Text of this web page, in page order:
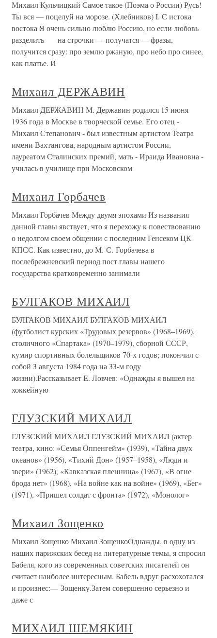
Михаил Кульчицкий Самое такое (Поэма о России) Русь!
Ты вся — поцелуй на морозе. (Хлебников) I. С истока
востока Я очень сильно люблю Россию, но если любовь
разделить на строчки — получатся — фразы,
получится сразу: про землю ржаную, про небо про синее,
как платье. И
Михаил ДЕРЖАВИН
Михаил ДЕРЖАВИН М. Державин родился 15 июня
1936 года в Москве в творческой семье. Его отец -
Михаил Степанович - был известным артистом Театра
имени Вахтангова, народным артистом России,
лауреатом Сталинских премий, мать - Ираида Ивановна -
училась в училище при Московском
Михаил Горбачев
Михаил Горбачев Между двумя эпохами Из названия
данной главы явствует, что я перехожу к повествованию
о недолгом своем общении с последним Генсеком ЦК
КПСС. Как известно, до М. С. Горбачева в
послебрежневский период пост главы нашего
государства кратковременно занимали
БУЛГАКОВ МИХАИЛ
БУЛГАКОВ МИХАИЛ БУЛГАКОВ МИХАИЛ
(футболист курских «Трудовых резервов» (1968–1969),
столичного «Спартака» (1970–1979), сборной СССР,
кумир спортивных болельщиков 70-х годов; покончил с
собой 3 августа 1984 года на 33-м году
жизни).Рассказывает Е. Ловчев: «Однажды я вышел на
хоккейную
ГЛУЗСКИЙ МИХАИЛ
ГЛУЗСКИЙ МИХАИЛ ГЛУЗСКИЙ МИХАИЛ (актер
театра, кино: «Семья Оппенгейм» (1939), «Тайна двух
океанов» (1956), «Тихий Дон» (1957–1958), «Люди и
звери» (1962), «Кавказская пленница» (1967), «В огне
брода нет» (1968), «На войне как на войне» (1969), «Бег»
(1971), «Пришел солдат с фронта» (1972), «Монолог»
Михаил Зощенко
Михаил Зощенко Михаил ЗощенкоОднажды, в одну из
наших парижских бесед на литературные темы, я спросил
Бабеля, кого из современных советских писателей он
считает наиболее интересным. Бабель вдруг расхохотался
и произнес:— Зощенку.Затем совершенно серьезно и
даже с
МИХАИЛ ШЕМЯКИН